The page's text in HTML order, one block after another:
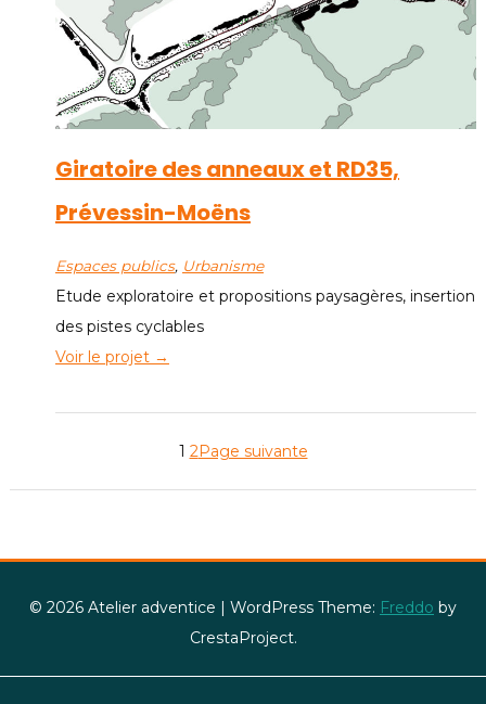
Giratoire des anneaux et RD35,
Prévessin-Moëns
Espaces publics, Urbanisme
Etude exploratoire et propositions paysagères, insertion
des pistes cyclables
Voir le projet →
1 2Page suivante
© 2026 Atelier adventice | WordPress Theme: Freddo by
CrestaProject.